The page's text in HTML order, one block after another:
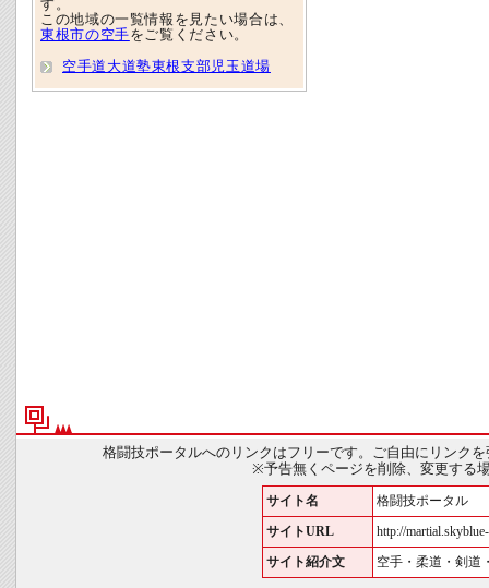
す。
この地域の一覧情報を見たい場合は、
東根市の空手をご覧ください。
空手道大道塾東根支部児玉道場
格闘技ポータルへのリンクはフリーです。ご自由にリンク
※予告無くページを削除、変更する
サイト名 格闘技ポータル
サイトURL http://
サイト紹介文 空手・柔道・剣道